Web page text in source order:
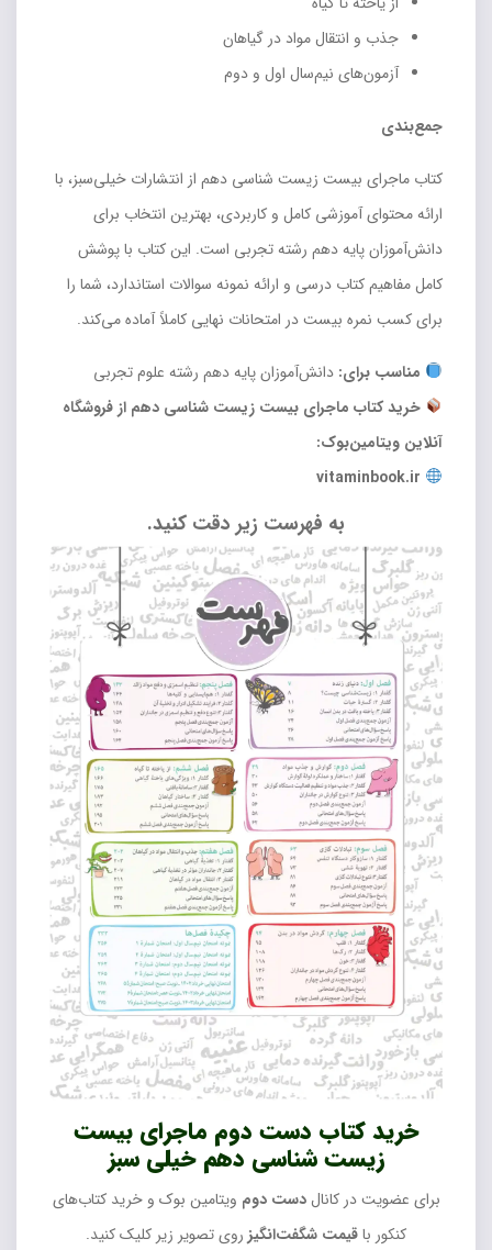
جذب و انتقال مواد در گیاهان
آزمون‌های نیم‌سال اول و دوم
جمع‌بندی
کتاب ماجرای بیست زیست شناسی دهم از انتشارات خیلی‌سبز، با
ارائه محتوای آموزشی کامل و کاربردی، بهترین انتخاب برای
دانش‌آموزان پایه دهم رشته تجربی است. این کتاب با پوشش
کامل مفاهیم کتاب درسی و ارائه نمونه سوالات استاندارد، شما را
برای کسب نمره بیست در امتحانات نهایی کاملاً آماده می‌کند.
مناسب برای: دانش‌آموزان پایه دهم رشته علوم تجربی
خرید کتاب ماجرای بیست زیست شناسی دهم از فروشگاه
آنلاین ویتامین‌بوک:
vitaminbook.ir
به فهرست زیر دقت کنید.
خرید کتاب دست دوم ماجرای بیست
زیست شناسی دهم خیلی سبز
برای عضویت در کانالدست دوم ویتامین بوک و خرید کتاب‌های
کنکور باقیمت شگفت‌انگیز روی تصویر زیر کلیک کنید.